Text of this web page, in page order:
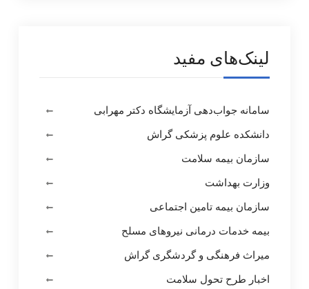
لینک‌های مفید
سامانه جواب‌دهی آزمایشگاه دکتر مهرابی
دانشکده علوم پزشکی گراش
سازمان بیمه سلامت
وزارت بهداشت
سازمان بیمه تامین اجتماعی
بیمه خدمات درمانی نیروهای مسلح
میراث فرهنگی و گردشگری گراش
اخبار طرح تحول سلامت